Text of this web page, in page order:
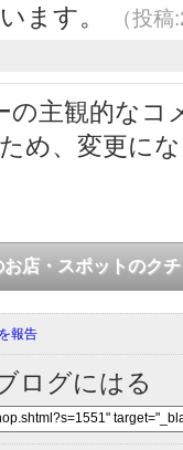
ます。
（投
主観的なコ
め、変更に
お店・スポットのク
報告
ログにはる